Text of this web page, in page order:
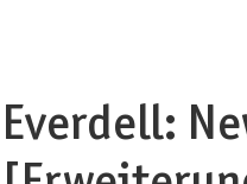
Everdell: